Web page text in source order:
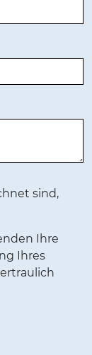
sind,
Ihre
Ihres